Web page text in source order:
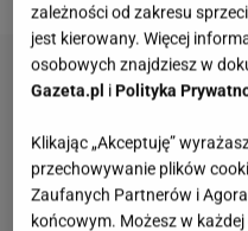
zależności od zakresu
jest kierowany. Więcej
osobowych znajdziesz w
Gazeta.pl iPolityka
Klikając „Akceptuję”
przechowywanie plików
Zaufanych Partnerów i
końcowym. Możesz w